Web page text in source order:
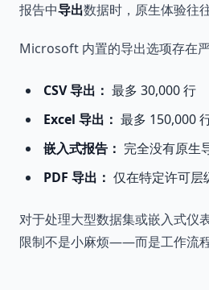
报告中导出数据时，原生体验往
Microsoft 内置的导出选项存在严
CSV 导出： 最多 30,000 行
Excel 导出： 最多 150,000
嵌入式报告： 完全没有原生
PDF 导出： 仅在特定许可层
对于处理大型数据集或嵌入式仪
限制不是小麻烦——而是工作流程